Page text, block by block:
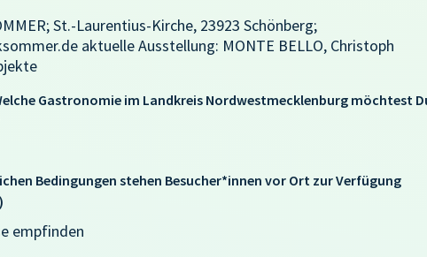
St.-Laurentius-Kirche, 23923 Schönberg;
aktuelle Ausstellung: MONTE BELLO, Christoph
Gastronomie im Landkreis Nordwestmecklenburg möchtest
Bedingungen stehen Besucher*innen vor Ort zur Verfügung
empfinden